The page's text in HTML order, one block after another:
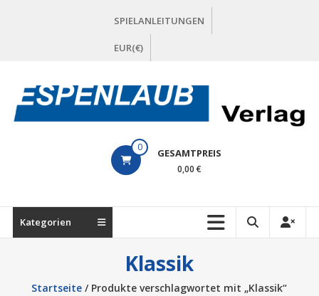
SPIELANLEITUNGEN
EUR(€)
ESPENLAUB
0 GESAMTPREIS
0,00 €
Kategorien
Klassik
Startseite / Produkte verschlagwortet mit „Klassik“